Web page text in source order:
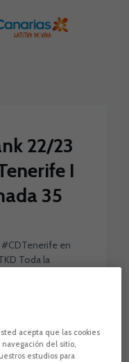
22/23
I
35
#CDTenerife en
Toda la
acepta que las cookies
del sitio,
estudios para